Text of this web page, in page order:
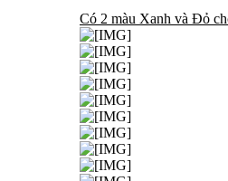
Có 2 màu Xanh và Đỏ